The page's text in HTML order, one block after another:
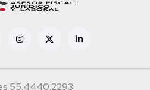
55.4440.2293